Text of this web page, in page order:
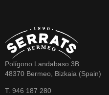
Polígono Landabaso 3B
48370 Bermeo, Bizkaia (Spain)
T. 946 187 280